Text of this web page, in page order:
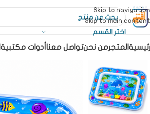
Skip to navigation
Skip to main content
اختر القسم
المتجرمن نحنتواصل معنا أدوات مكتبية